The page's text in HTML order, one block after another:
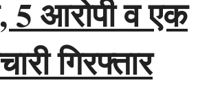
5 आरोपी व एक
गिरफ्तार